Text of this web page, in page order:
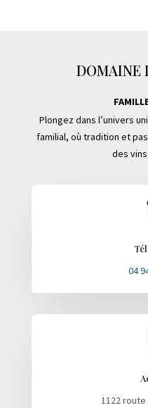
DOMAINE
Plongez dans l’univers
familial, où tradition et
des
04
1122